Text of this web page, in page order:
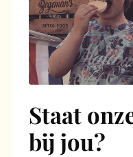
Staat
bij jou?